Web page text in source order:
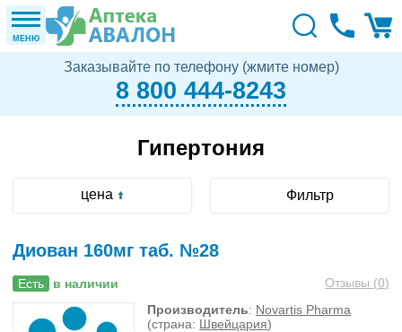
МЕНЮ
Заказывайте по телефону (жмите номер)
8 800 444-8243
Гипертония
цена Фильтр
Диован 160мг таб. №28
Есть в наличии Отзывы (0)
Производитель: Novartis Pharma
(страна: Швейцария)